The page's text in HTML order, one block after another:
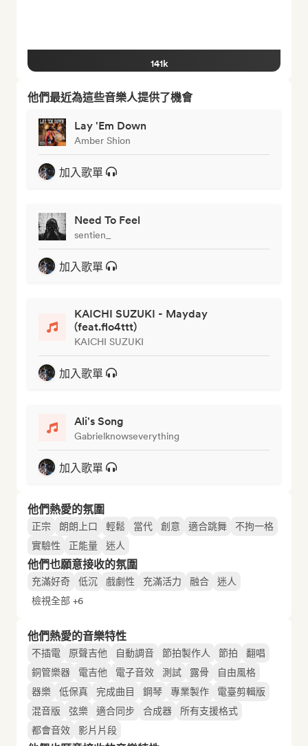
141k
他們最近為這些音樂人提供了機會
Lay 'Em Down
Amber Shion
加入歌單
Need To Feel
sentien_
加入歌單
KAICHI SUZUKI - Mayday
(feat.flo4ttt)
KAICHI SUZUKI
加入歌單
Ali's Song
Gabrielknowseverything
加入歌單
他們熱愛的氛圍
正宗 朗朗上口 輕鬆 當代 創意 適合跳舞
不拘一格
實驗性
正能量 迷人
他們也願意接收的氛圍
充滿好奇 低沉 戲劇性 充滿活力 融合
迷人
檢視全部 +6
他們熱愛的音樂特性
不插電 原聲吉他 自動調音 節拍製作人 節拍
翻唱
銅管樂器
電吉他 電子音效 測試 露骨
自由風格
器樂
低保真 完成曲目 鋼琴 專業製作
電臺剪輯版
混音版
弦樂 適合同步 合成器
所有支援格式
都會音效
影片片段